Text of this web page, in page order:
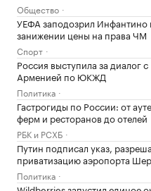
Общество
УЕФА заподозрил Инфантино
занижении цены на права ЧМ
Спорт
Россия выступила за диалог с
Арменией по ЮКЖД
Политика
Гастрогиды по России: от
ферм и ресторанов до отелей
РБК и РСХБ
Путин подписал указ,
приватизацию аэропорта
Политика